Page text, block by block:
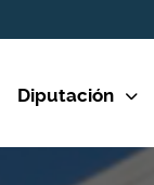
Diputación